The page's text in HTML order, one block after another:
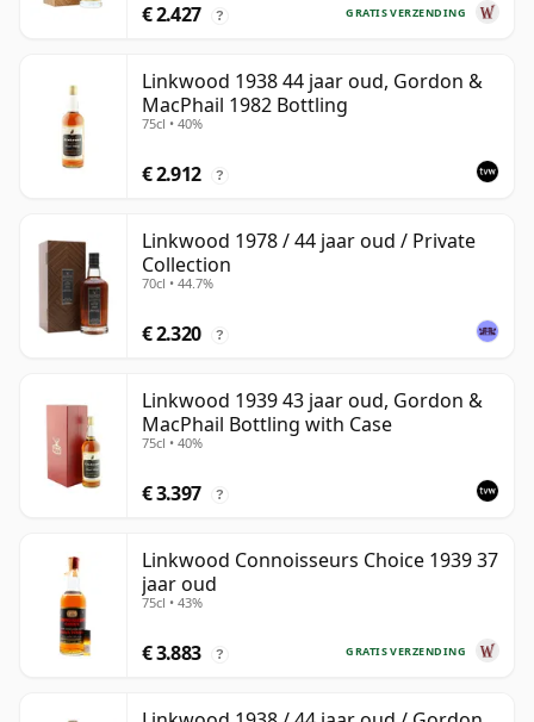
GRATIS VERZENDING
€ 2.427 ?
Linkwood 1938 44 jaar oud, Gordon &
MacPhail 1982 Bottling
75cl • 40%
€ 2.912 ?
Linkwood 1978 / 44 jaar oud / Private
Collection
70cl • 44.7%
€ 2.320 ?
Linkwood 1939 43 jaar oud, Gordon &
MacPhail Bottling with Case
75cl • 40%
€ 3.397 ?
Linkwood Connoisseurs Choice 1939 37
jaar oud
75cl • 43%
GRATIS VERZENDING
€ 3.883 ?